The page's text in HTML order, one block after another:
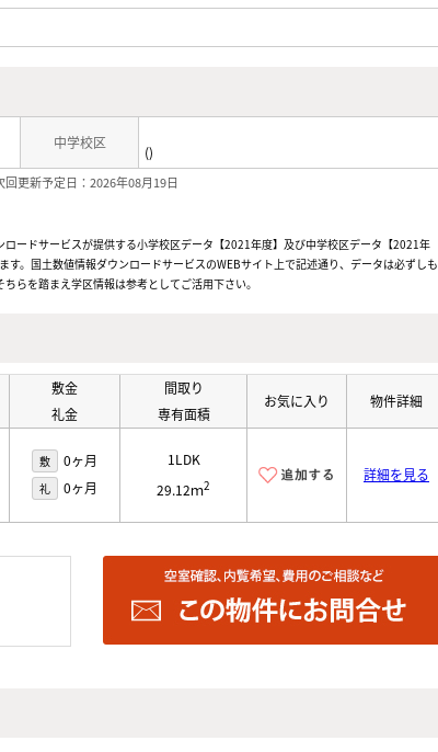
中学校区
()
回更新予定日：2026年08月19日
ードサービスが提供する小学校区データ【2021年度】及び中学校区データ【2021年
。国土数値情報ダウンロードサービスのWEBサイト上で記述通り、データは必ずしも
らを踏まえ学区情報は参考としてご活用下さい。
敷金
礼金
間取り
専有面積
お気に入り 物件詳細
敷 0ヶ月
礼 0ヶ月
1LDK
29.12ｍ2
詳細を見る